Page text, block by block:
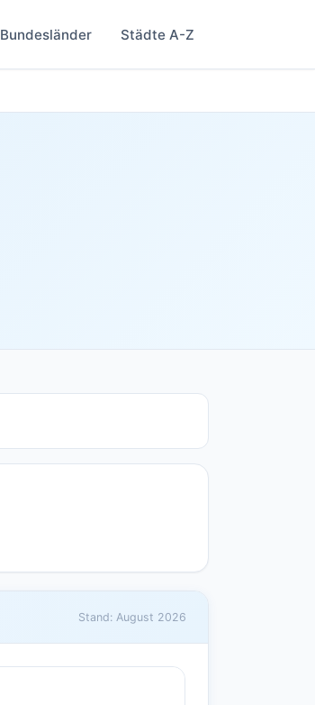
Bundesländer Städte A-Z
Stand: August 2026